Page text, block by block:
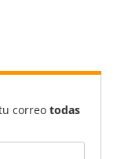
correo todas